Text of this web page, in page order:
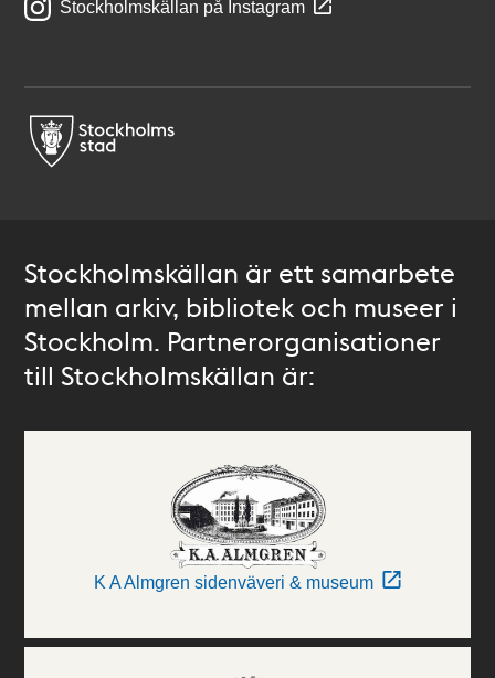
Stockholmskällan på Instagram
Stockholmskällan är ett samarbete
mellan arkiv, bibliotek och museer i
Stockholm. Partnerorganisationer
till Stockholmskällan är:
K A Almgren sidenväveri & museum